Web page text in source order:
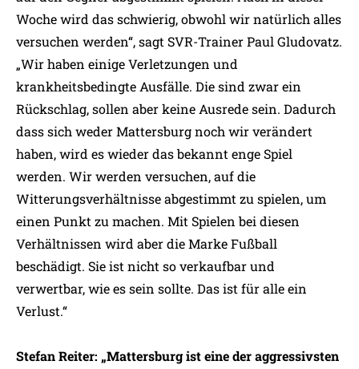
Woche wird das schwierig, obwohl wir natürlich alles
versuchen werden“, sagt SVR-Trainer Paul Gludovatz.
„Wir haben einige Verletzungen und
krankheitsbedingte Ausfälle. Die sind zwar ein
Rückschlag, sollen aber keine Ausrede sein. Dadurch
dass sich weder Mattersburg noch wir verändert
haben, wird es wieder das bekannt enge Spiel
werden. Wir werden versuchen, auf die
Witterungsverhältnisse abgestimmt zu spielen, um
einen Punkt zu machen. Mit Spielen bei diesen
Verhältnissen wird aber die Marke Fußball
beschädigt. Sie ist nicht so verkaufbar und
verwertbar, wie es sein sollte. Das ist für alle ein
Verlust.“
Stefan Reiter: „Mattersburg ist eine der aggressivsten